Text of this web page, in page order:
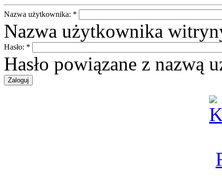
Nazwa użytkownika: *
Nazwa użytkownika
Hasło: *
Hasło powiązane z nazwą